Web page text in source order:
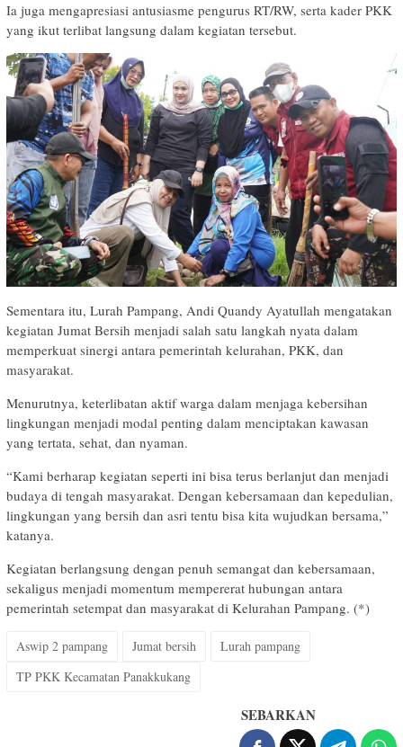
Ia juga mengapresiasi antusiasme pengurus RT/RW, serta kader PKK
yang ikut terlibat langsung dalam kegiatan tersebut.
Sementara itu, Lurah Pampang, Andi Quandy Ayatullah mengatakan
kegiatan Jumat Bersih menjadi salah satu langkah nyata dalam
memperkuat sinergi antara pemerintah kelurahan, PKK, dan
masyarakat.
Menurutnya, keterlibatan aktif warga dalam menjaga kebersihan
lingkungan menjadi modal penting dalam menciptakan kawasan
yang tertata, sehat, dan nyaman.
“Kami berharap kegiatan seperti ini bisa terus berlanjut dan menjadi
budaya di tengah masyarakat. Dengan kebersamaan dan kepedulian,
lingkungan yang bersih dan asri tentu bisa kita wujudkan bersama,”
katanya.
Kegiatan berlangsung dengan penuh semangat dan kebersamaan,
sekaligus menjadi momentum mempererat hubungan antara
pemerintah setempat dan masyarakat di Kelurahan Pampang. (*)
Aswip 2 pampang Jumat bersih
Lurah pampang
TP PKK Kecamatan Panakkukang
SEBARKAN